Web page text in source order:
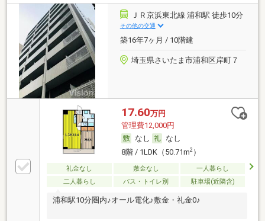
ＪＲ京浜東北線 浦和駅 徒歩10分
その他の交通
築16年7ヶ月 / 10階建
埼玉県さいたま市浦和区岸町７
17.60万円
管理費12,000円
なし
なし
8階 / 1LDK（50.71m2）
礼金なし 敷金なし
一人暮らし
二人暮らし
バス・トイレ別 駐車場(近隣含)
浦和駅10分圏内♪オール電化♪敷金・礼金0♪